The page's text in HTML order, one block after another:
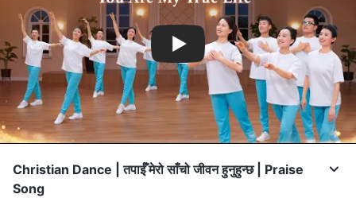
Christian Dance | तपाईँ मेरो साँचो जीवन हुनुहुन्छ | Praise
Song